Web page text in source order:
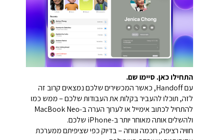
התחילו כאן. סיימו שם.
עם Handoff, כאשר המכשירים שלכם נמצאים קרוב זה
לזה, תוכלו להעביר בקלות את העבודות שלכם – ממש כמו
להתחיל לכתוב אימייל או לערוך הערה ב‑MacBook Neo
ולהשלים אותה מאוחר יותר ב‑iPhone שלכם.
חוויה רציפה, חכמה ונוחה – בדיוק כפי שציפיתם ממערכת